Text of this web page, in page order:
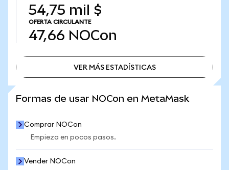
54,75 mil $
OFERTA CIRCULANTE
47,66 NOCon
VER MÁS ESTADÍSTICAS
Formas de usar NOCon en MetaMask
Comprar NOCon
Empieza en pocos pasos.
Vender NOCon